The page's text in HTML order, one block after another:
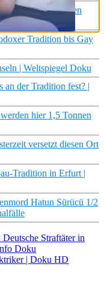
Behauptungen
Tradition bis Gay
| Weltspiegel Doku
der Tradition fest? |
hier 1,5 Tonnen
versetzt diesen Ort
Tradition in Erfurt |
Hatun Sürücü 1/2
Straftäter in
Doku
| Doku HD